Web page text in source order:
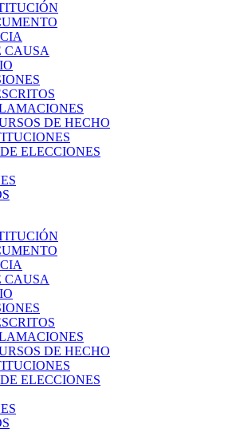
CAUSA
DE HECHO
ELECCIONES
CAUSA
DE HECHO
ELECCIONES